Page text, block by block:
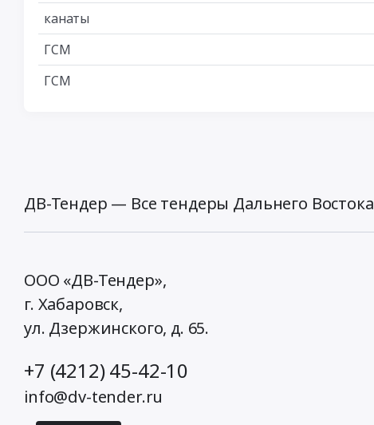
канаты
ГСМ
ГСМ
ДВ-Тендер — Все тендеры Дальнего Востока
ООО «ДВ-Тендер»,
г. Хабаровск,
ул. Дзержинского, д. 65.
+7 (4212) 45-42-10
info@dv-tender.ru